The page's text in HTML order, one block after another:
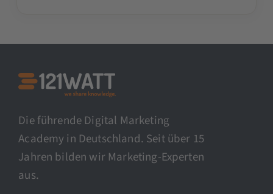
Die führende Digital Marketing
Academy in Deutschland. Seit über 15
Jahren bilden wir Marketing-Experten
aus.